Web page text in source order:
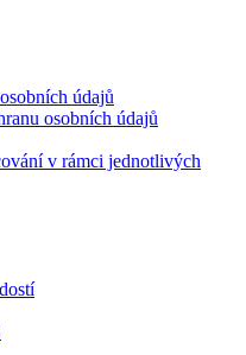
údajů
osobních údajů
v rámci jednotlivých